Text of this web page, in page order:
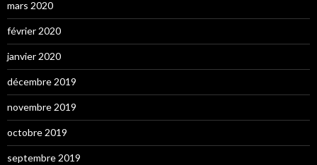
mars 2020
février 2020
janvier 2020
décembre 2019
novembre 2019
octobre 2019
septembre 2019